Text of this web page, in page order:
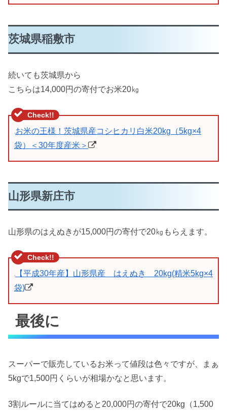
茨城県稲敷市
続いても茨城県から
こちらは14,000円の寄付でお米20㎏
お米の王様！茨城県産コシヒカリ白米20kg（5kg×4
袋）＜30年度産米＞
山形県新庄市
山形県のはえぬきが15,000円の寄付で20㎏もらえます。
【平成30年産】山形県産 はえぬき 20kg(精米5kg×4
袋)
最後に
スーパーで販売しているお米って値段は色々ですが、まぁ
5kgで1,500円くらいが相場かなと思います。
3割ルールに当てはめると20,000円の寄付で20kg（1,500